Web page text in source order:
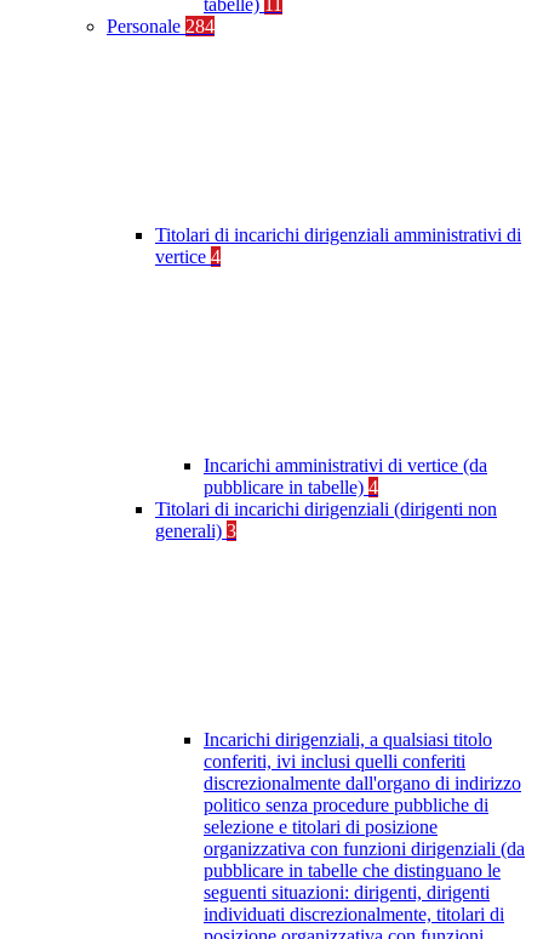
tabelle) 11
Personale 284
Titolari di incarichi dirigenziali amministrativi di
vertice 4
Incarichi amministrativi di vertice (da
pubblicare in tabelle) 4
Titolari di incarichi dirigenziali (dirigenti non
generali) 3
Incarichi dirigenziali, a qualsiasi titolo
conferiti, ivi inclusi quelli conferiti
discrezionalmente dall'organo di indirizzo
politico senza procedure pubbliche di
selezione e titolari di posizione
organizzativa con funzioni dirigenziali (da
pubblicare in tabelle che distinguano le
seguenti situazioni: dirigenti, dirigenti
individuati discrezionalmente, titolari di